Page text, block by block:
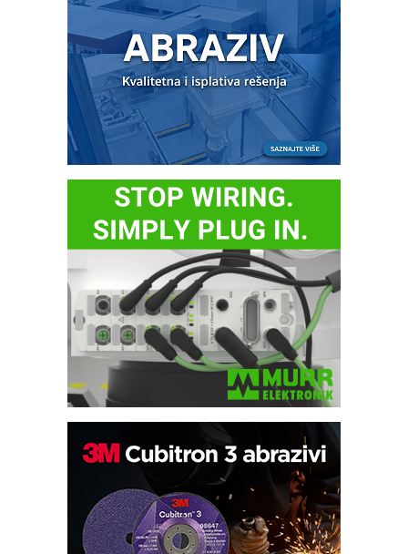
Potpuna efikasnost bez složenih
sistema
Trajna oznaka kao dugoročna korist
Bezbednost na prvom mestu!